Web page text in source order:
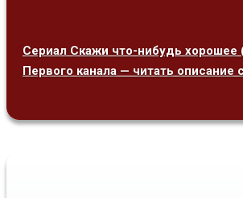
Сериал Скажи что-нибудь хорошее
Первого канала — читать описание